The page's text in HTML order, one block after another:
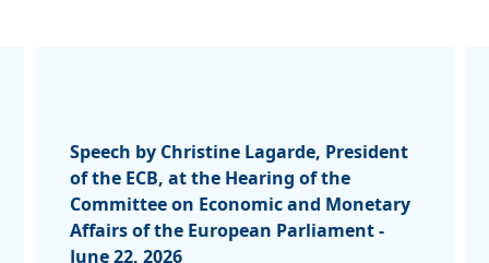
Speech by Christine Lagarde, President
of the ECB, at the Hearing of the
Committee on Economic and Monetary
Affairs of the European Parliament -
June 22, 2026